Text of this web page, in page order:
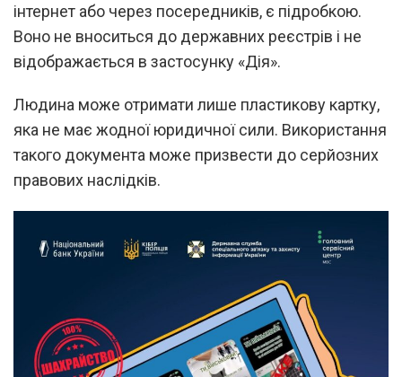
інтернет або через посередників, є підробкою.
Воно не вноситься до державних реєстрів і не
відображається в застосунку «Дія».
Людина може отримати лише пластикову картку,
яка не має жодної юридичної сили. Використання
такого документа може призвести до серйозних
правових наслідків.